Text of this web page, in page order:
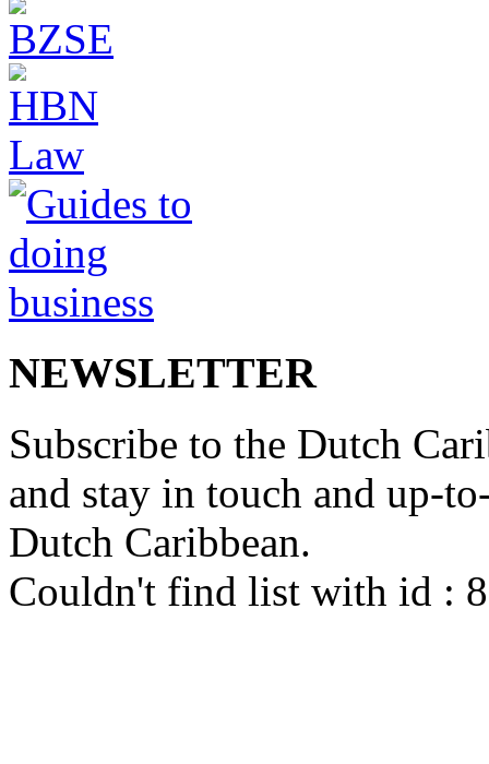
NEWSLETTER
Subscribe to the Dutch
and stay in touch and up-
Dutch Caribbean.
Couldn't find list with id :